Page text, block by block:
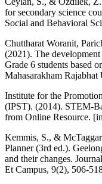
for secondary science
Social and Behavioral
Chuttharat Woranit,
(2021). The
Grade 6 students based
Mahasarakham
Institute for the
(IPST). (2014). STEM-
from Online Resource.
Kemmis, S., &
Planner (3rd ed.).
and their changes.
Et Campus, 9(2), 506-